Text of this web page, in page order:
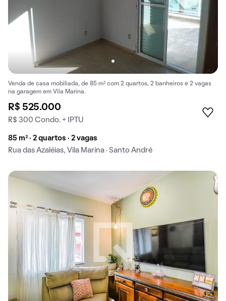
Venda de casa mobiliada, de 85 m² com 2 quartos, 2 banheiros e 2 vagas
na garagem em Vila Marina.
R$ 525.000
R$ 300 Condo. + IPTU
85 m² · 2 quartos · 2 vagas
Rua das Azaléias, Vila Marina · Santo André